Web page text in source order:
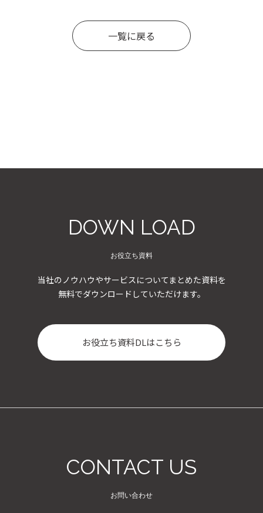
一覧に戻る
DOWN LOAD
お役立ち資料
当社のノウハウやサービスについてまとめた資料を
無料でダウンロードしていただけます。
お役立ち資料DLはこちら
CONTACT US
お問い合わせ